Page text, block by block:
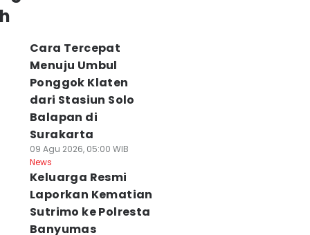
Cara Tercepat
Menuju Umbul
Ponggok Klaten
dari Stasiun Solo
Balapan di
Surakarta
09 Agu 2026, 05:00 WIB
News
Keluarga Resmi
Laporkan Kematian
Sutrimo ke Polresta
Banyumas